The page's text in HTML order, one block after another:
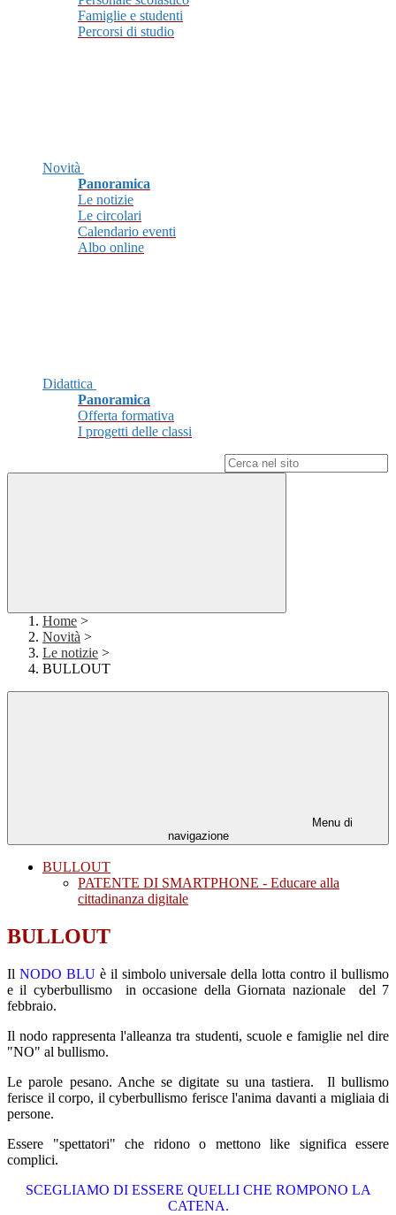
Famiglie e studenti
Percorsi di studio
Novità
Panoramica
Le notizie
Le circolari
Calendario eventi
Albo online
Didattica
Panoramica
Offerta formativa
I progetti delle classi
Home >
Novità >
Le notizie >
BULLOUT
Menu di
navigazione
BULLOUT
PATENTE DI SMARTPHONE - Educare alla
cittadinanza digitale
BULLOUT
Il NODO BLUè il simbolo universale della lotta contro il bullismo
e il cyberbullismo in occasione della Giornata nazionale del 7
febbraio.
Il nodo rappresenta l'alleanza tra studenti, scuole e famiglie nel dire
"NO" al bullismo.
Le parole pesano. Anche se digitate su una tastiera. Il bullismo
ferisce il corpo, il cyberbullismo ferisce l'anima davanti a migliaia di
persone.
Essere "spettatori" che ridono o mettono like significa essere
complici.
SCEGLIAMO DI ESSERE QUELLI CHE ROMPONO LA
CATENA.